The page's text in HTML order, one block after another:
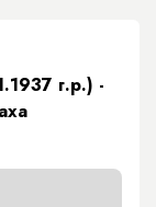
г.р.) -